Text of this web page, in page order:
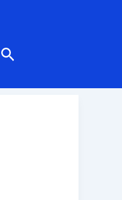
Rechercher